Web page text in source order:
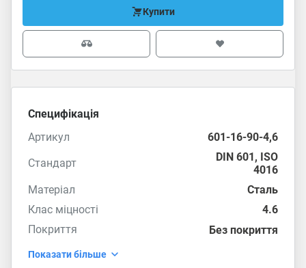
Купити
Специфікація
Артикул
601-16-90-4,6
Стандарт
DIN 601, ISO
4016
Матеріал
Сталь
Клас міцності
4.6
Покриття
Без покриття
Показати більше